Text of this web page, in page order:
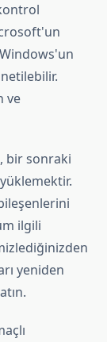
ve
bir sonraki
ilgili
yeniden